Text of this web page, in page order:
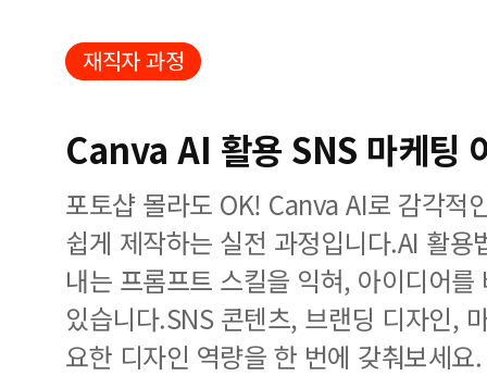
재직자 과정
Canva AI 활용 SNS 마케팅
포토샵 몰라도 OK! Canva AI로 감각적
쉽게 제작하는 실전 과정입니다.AI 활용
내는 프롬프트 스킬을 익혀, 아이디어
있습니다.SNS 콘텐츠, 브랜딩 디자인,
요한 디자인 역량을 한 번에 갖춰보세요.